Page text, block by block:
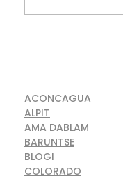
ACONCAGUA
ALPIT
AMA DABLAM
BARUNTSE
BLOGI
COLORADO